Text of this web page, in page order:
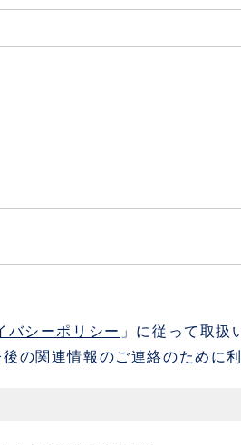
バシーポリシー 」に従って取扱
の関連情報のご連絡のために利